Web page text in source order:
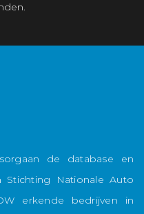
de database en
Stichting Nationale Auto
erkende bedrijven in